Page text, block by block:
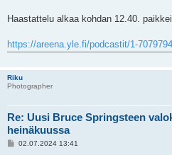
Haastattelu alkaa kohdan 12.40.
https://areena.yle.fi/podcastit/1-
Riku
Photographer
Re: Uusi Bruce Springsteen
heinäkuussa
V02.07.2024 13:41